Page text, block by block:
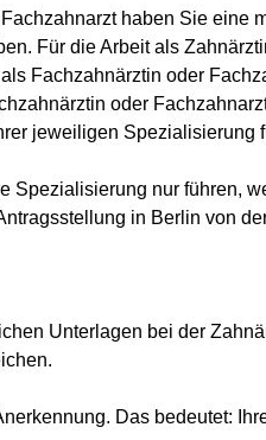
haben Sie
Für die Arbeit als
Fachzahnärztin oder
oder
jeweiligen Spezialisierung
Spezialisierung nur führen,
in Berlin von
Unterlagen bei der
Das bedeutet: